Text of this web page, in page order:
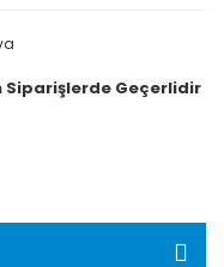
Siparişlerde Geçerlidir